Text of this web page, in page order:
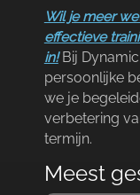
Wil je meer
effectieve
in!Bij
persoonlijke
we je
verbetering
termijn.​
Meest